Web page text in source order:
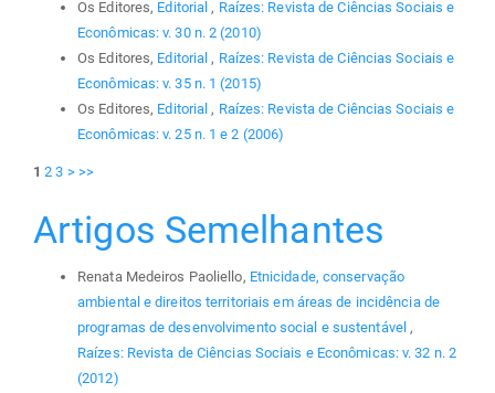
Os Editores, Editorial , Raízes: Revista de Ciências Sociais e
Econômicas: v. 30 n. 2 (2010)
Os Editores, Editorial , Raízes: Revista de Ciências Sociais e
Econômicas: v. 35 n. 1 (2015)
Os Editores, Editorial , Raízes: Revista de Ciências Sociais e
Econômicas: v. 25 n. 1 e 2 (2006)
1 2 3 > >>
Artigos Semelhantes
Renata Medeiros Paoliello, Etnicidade, conservação
ambiental e direitos territoriais em áreas de incidência de
programas de desenvolvimento social e sustentável ,
Raízes: Revista de Ciências Sociais e Econômicas: v. 32 n. 2
(2012)